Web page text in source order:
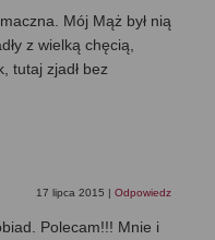
Mój Mąż był nią
z wielką chęcią,
tutaj zjadł bez
17 lipca 2015 | Odpowiedz
Polecam!!! Mnie i